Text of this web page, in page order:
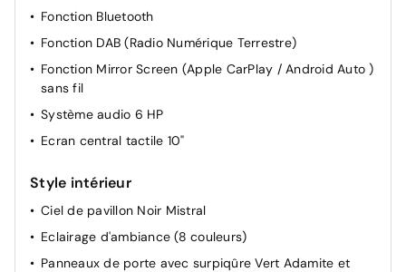
Feux AR spécifiques avec allumage dynamique griffe à
griffe
Prise 12 V à l'AV
Puissance batterie 100kW
Sélecteur de modes de conduite (Electric, Hybrid,
Sport)
Réglage lombaire du siège conducteur
Pré-conditionnement thermique et charge différée via
l'écran central
4 poignées de maintien
Fonction Bluetooth
Fonction DAB (Radio Numérique Terrestre)
Fonction Mirror Screen (Apple CarPlay / Android Auto )
sans fil
Système audio 6 HP
Ecran central tactile 10"
Style intérieur
Ciel de pavillon Noir Mistral
Eclairage d'ambiance (8 couleurs)
Panneaux de porte avec surpiqûre Vert Adamite et